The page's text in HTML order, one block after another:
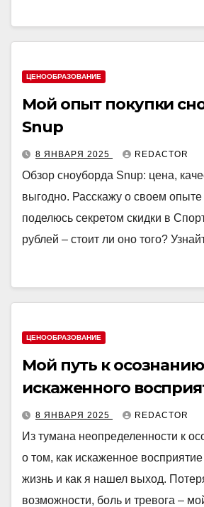
ЦЕНООБРАЗОВАНИЕ
Мой опыт покупки
Snup
8 ЯНВАРЯ 2025 REDACTOR
Обзор сноуборда Snup: цена,
выгодно. Расскажу о своем опыте
поделюсь секретом скидки в
рублей – стоит ли оно того?
ЦЕНООБРАЗОВАНИЕ
Мой путь к осознанию
искаженного
8 ЯНВАРЯ 2025 REDACTOR
Из тумана неопределенности к
о том, как искаженное
жизнь и как я нашел выход.
возможности, боль и тревога –